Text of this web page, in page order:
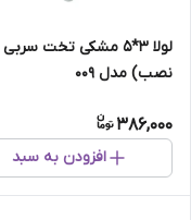
نصب) مدل ۰۰۹
386,000
افزودن به سبد